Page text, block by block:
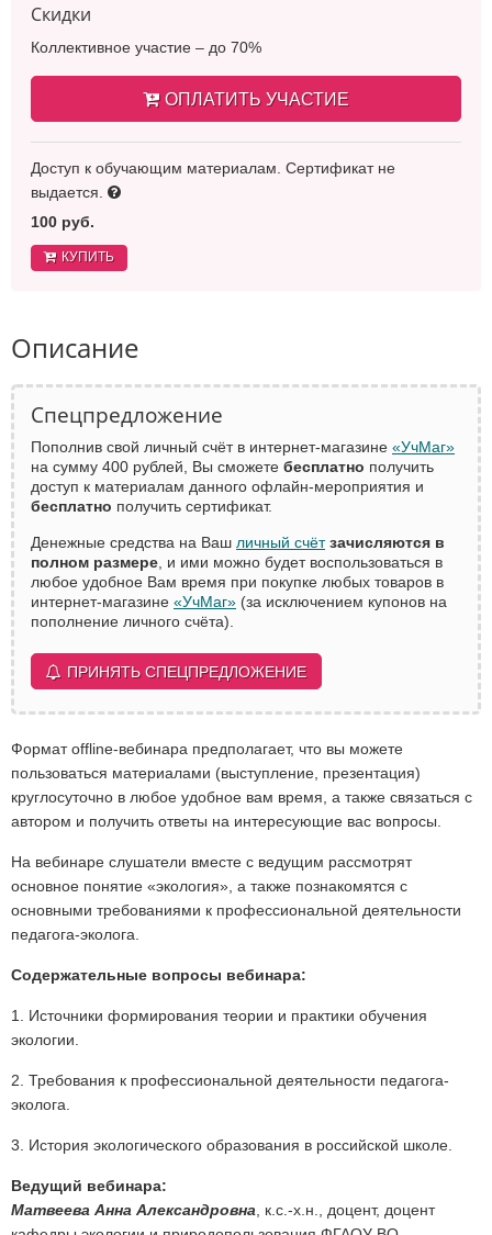
Скидки
Коллективное участие – до 70%
ОПЛАТИТЬ УЧАСТИЕ
Доступ к обучающим материалам. Сертификат не
выдается.
100 руб.
КУПИТЬ
Описание
Спецпредложение
Пополнив свой личный счёт в интернет-магазине «УчМаг»
на сумму 400 рублей, Вы сможете бесплатно получить
доступ к материалам данного офлайн-мероприятия и
бесплатно получить сертификат.
Денежные средства на Ваш личный счёт зачисляются в
полном размере , и ими можно будет воспользоваться в
любое удобное Вам время при покупке любых товаров в
интернет-магазине «УчМаг» (за исключением купонов на
пополнение личного счёта).
ПРИНЯТЬ СПЕЦПРЕДЛОЖЕНИЕ
Формат offline-вебинара предполагает, что вы можете
пользоваться материалами (выступление, презентация)
круглосуточно в любое удобное вам время, а также связаться с
автором и получить ответы на интересующие вас вопросы.
На вебинаре слушатели вместе с ведущим рассмотрят
основное понятие «экология», а также познакомятся с
основными требованиями к профессиональной деятельности
педагога-эколога.
Содержательные вопросы вебинара:
1. Источники формирования теории и практики обучения
экологии.
2. Требования к профессиональной деятельности педагога-
эколога.
3. История экологического образования в российской школе.
Ведущий вебинара:
Матвеева Анна Александровна , к.с.-х.н., доцент, доцент